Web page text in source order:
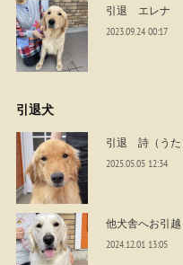
引退 エレナ
2023.09.24 00:17
引退犬
引退 詩（うた
2025.05.05 12:34
他犬舎へお引
2024.12.01 13:05